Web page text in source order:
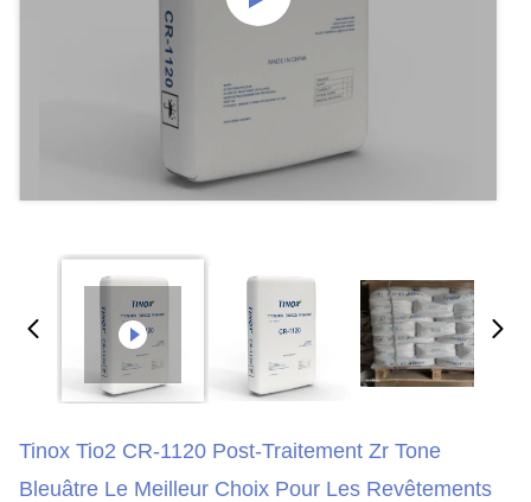
Tinox Tio2 CR-1120 Post-Traitement Zr Tone
Bleuâtre Le Meilleur Choix Pour Les Revêtements